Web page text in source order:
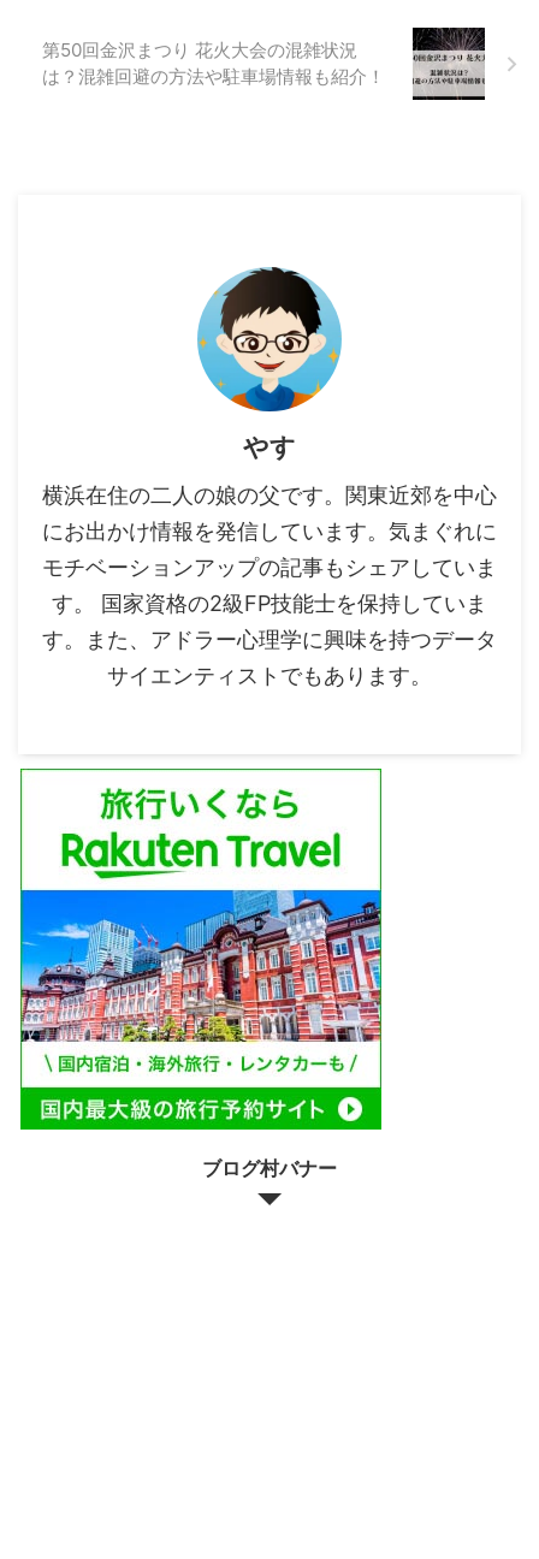
第50回金沢まつり 花火大会の混雑状況
は？混雑回避の方法や駐車場情報も紹介！
やす
横浜在住の二人の娘の父です。関東近郊を中心
にお出かけ情報を発信しています。気まぐれに
モチベーションアップの記事もシェアしていま
す。 国家資格の2級FP技能士を保持していま
す。また、アドラー心理学に興味を持つデータ
サイエンティストでもあります。
ブログ村バナー